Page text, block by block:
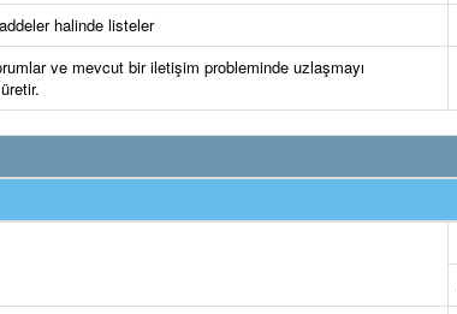
halinde listeler
ve mevcut bir iletişim probleminde uzlaşmayı